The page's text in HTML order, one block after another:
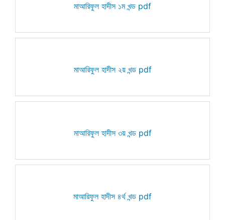
মাআরিফুল হাদীস ১ম খন্ড pdf
মাআরিফুল হাদীস ২য় খন্ড pdf
মাআরিফুল হাদীস ৩য় খন্ড pdf
মাআরিফুল হাদীস ৪র্থ খন্ড pdf